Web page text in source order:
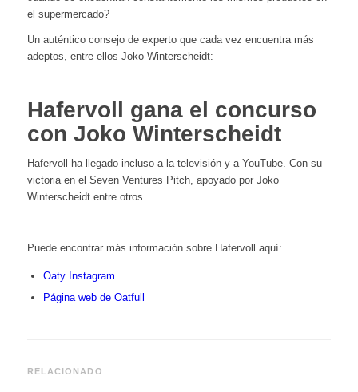
el supermercado?
Un auténtico consejo de experto que cada vez encuentra más
adeptos, entre ellos Joko Winterscheidt:
Hafervoll gana el concurso
con Joko Winterscheidt
Hafervoll ha llegado incluso a la televisión y a YouTube. Con su
victoria en el Seven Ventures Pitch, apoyado por Joko
Winterscheidt entre otros.
Puede encontrar más información sobre Hafervoll aquí:
Oaty Instagram
Página web de Oatfull
RELACIONADO